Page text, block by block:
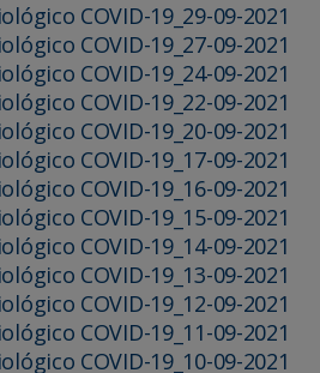
COVID-19_29-09-2021
COVID-19_27-09-2021
COVID-19_24-09-2021
COVID-19_22-09-2021
COVID-19_20-09-2021
COVID-19_17-09-2021
COVID-19_16-09-2021
COVID-19_15-09-2021
COVID-19_14-09-2021
COVID-19_13-09-2021
COVID-19_12-09-2021
COVID-19_11-09-2021
COVID-19_10-09-2021